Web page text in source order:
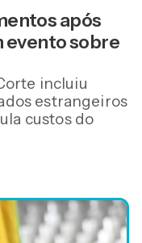
oficiais em
judicial
após
evento sobre
incluiu
estrangeiros
custos do